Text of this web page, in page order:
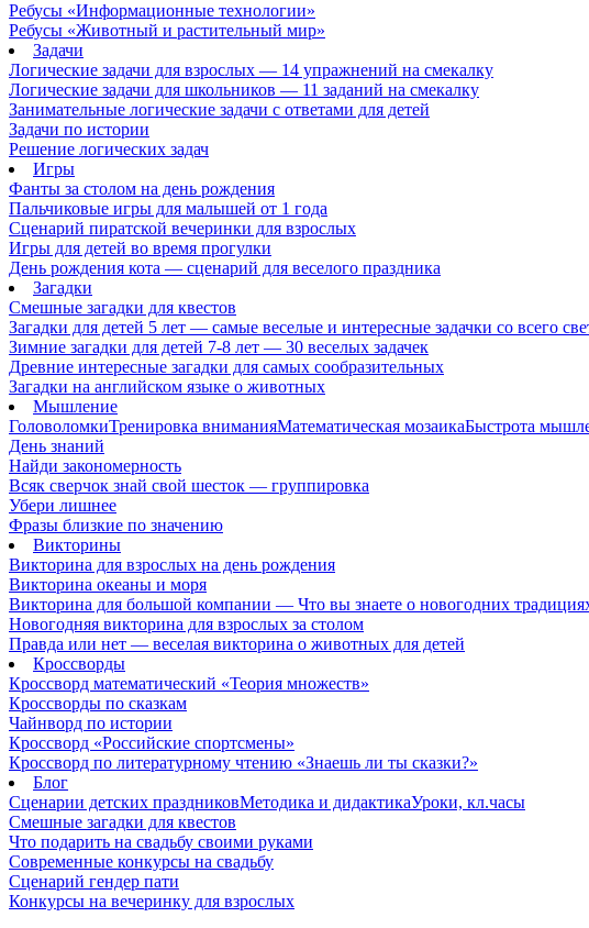
Ребусы «Информационные технологии»
Ребусы «Животный и растительный мир»
Задачи
Логические задачи для взрослых — 14 упражнений на смекалку
Логические задачи для школьников — 11 заданий на смекалку
Занимательные логические задачи с ответами для детей
Задачи по истории
Решение логических задач
Игры
Фанты за столом на день рождения
Пальчиковые игры для малышей от 1 года
Сценарий пиратской вечеринки для взрослых
Игры для детей во время прогулки
День рождения кота — сценарий для веселого праздника
Загадки
Смешные загадки для квестов
Загадки для детей 5 лет — самые веселые и интересные задачки со всего
Зимние загадки для детей 7-8 лет — 30 веселых задачек
Древние интересные загадки для самых сообразительных
Загадки на английском языке о животных
Мышление
ГоловоломкиТренировка вниманияМатематическая мозаикаБыстрота
День знаний
Найди закономерность
Всяк сверчок знай свой шесток — группировка
Убери лишнее
Фразы близкие по значению
Викторины
Викторина для взрослых на день рождения
Викторина океаны и моря
Викторина для большой компании — Что вы знаете о новогодних
Новогодняя викторина для взрослых за столом
Правда или нет — веселая викторина о животных для детей
Кроссворды
Кроссворд математический «Теория множеств»
Кроссворды по сказкам
Чайнворд по истории
Кроссворд «Российские спортсмены»
Кроссворд по литературному чтению «Знаешь ли ты сказки?»
Блог
Сценарии детских праздниковМетодика и дидактикаУроки, кл.часы
Смешные загадки для квестов
Что подарить на свадьбу своими руками
Современные конкурсы на свадьбу
Сценарий гендер пати
Конкурсы на вечеринку для взрослых